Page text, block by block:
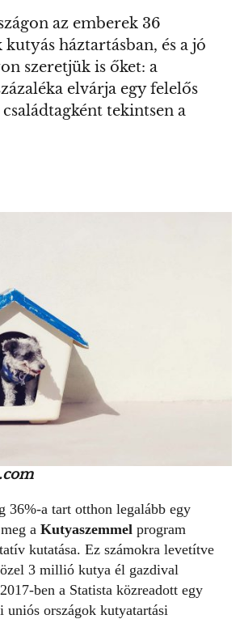
az emberek 36
kutyás háztartásban, és a jó
szeretjük is őket: a
elvárja egy felelős
tekintsen a
36%-a tart otthon legalább egy
a Kutyaszemmel program
kutatása. Ez számokra levetítve
3 millió kutya él gazdival
ben a Statista közreadott egy
uniós országok kutyatartási